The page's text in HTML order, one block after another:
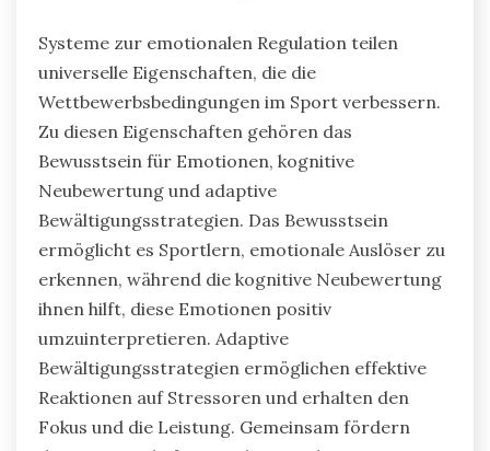
Systeme zur emotionalen Regulation teilen
universelle Eigenschaften, die die
Wettbewerbsbedingungen im Sport verbessern.
Zu diesen Eigenschaften gehören das
Bewusstsein für Emotionen, kognitive
Neubewertung und adaptive
Bewältigungsstrategien. Das Bewusstsein
ermöglicht es Sportlern, emotionale Auslöser zu
erkennen, während die kognitive Neubewertung
ihnen hilft, diese Emotionen positiv
umzuinterpretieren. Adaptive
Bewältigungsstrategien ermöglichen effektive
Reaktionen auf Stressoren und erhalten den
Fokus und die Leistung. Gemeinsam fördern